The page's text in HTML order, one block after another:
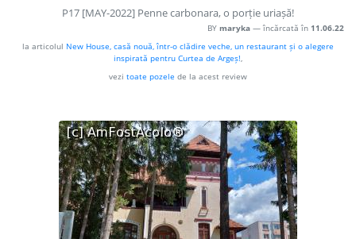
P17 [MAY-2022] Penne carbonara, o porție uriașă!
BY maryka — încărcată în 11.06.22
la articolul New House, casă nouă, într-o clădire veche, un restaurant și o alegere
inspirată pentru Curtea de Argeș!,
vezi toate pozele de la acest review